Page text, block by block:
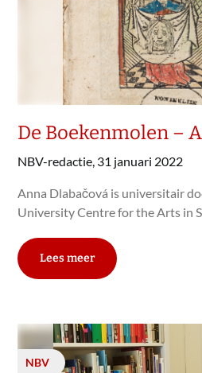
De Boekenmolen –
NBV-redactie, 31 januari 2022
Anna Dlabačová is universitair
University Centre for the Arts in
Lees meer
NBV